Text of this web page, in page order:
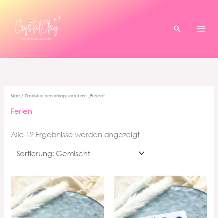
springen
Suchen
Start / Produkte verschlagwortet mit „Ferien“
Ferien
Alle 12 Ergebnisse werden angezeigt